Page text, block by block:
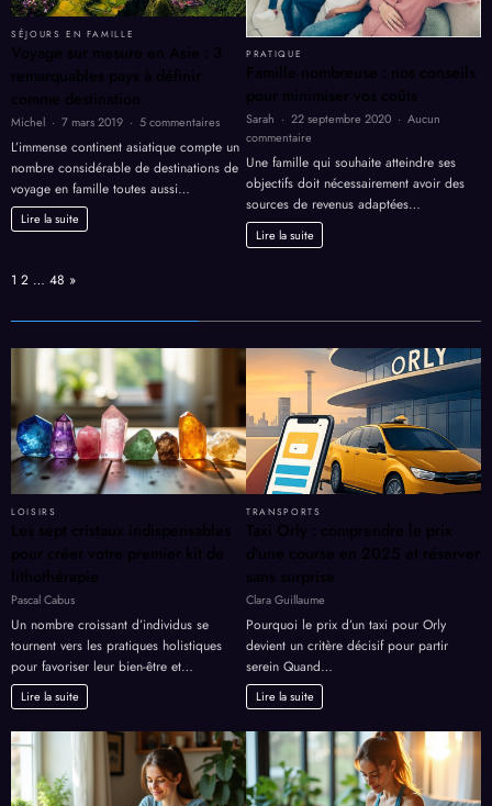
SÉJOURS EN FAMILLE
Voyage sur mesure en Asie : 3
remarquables pays à définir
comme destination
Michel 7 mars 2019 5 commentairessur
Voyage
sur
mesure
définir
comme
destination
L’immense continent asiatique compte un
nombre considérable de destinations de
voyage en famille toutes aussi…
Lire la suite
PRATIQUE
Famille nombreuse : nos conseils
pour minimiser vos coûts
Sarah 22 septembre 2020
Aucun
commentaire
Famille
nombreuse
:
nos
conseils
pour
Une famille qui souhaite atteindre ses
objectifs doit nécessairement avoir des
sources de revenus adaptées…
Lire la suite
Page:
1 2 … 48 Next
»
LOISIRS
Les sept cristaux indispensables
pour créer votre premier kit de
lithothérapie
Pascal Cabus
Un nombre croissant d’individus se
tournent vers les pratiques holistiques
pour favoriser leur bien-être et…
Lire la suite
TRANSPORTS
Taxi Orly : comprendre le prix
d’une course en 2025 et réserver
sans surprise
Clara Guillaume
Pourquoi le prix d’un taxi pour Orly
devient un critère décisif pour partir
serein Quand…
Lire la suite